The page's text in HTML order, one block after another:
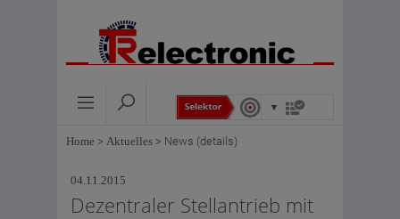
Home > Aktuelles > News (details)
04.11.2015
Dezentraler Stellantrieb mit